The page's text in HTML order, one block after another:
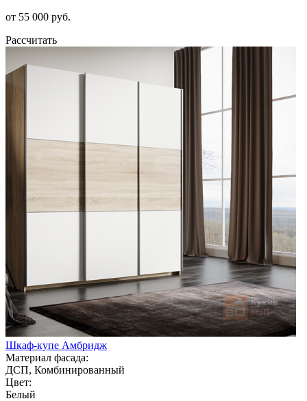
от 55 000 руб.
Рассчитать
Шкаф-купе Амбридж
Материал фасада:
ДСП, Комбинированный
Цвет:
Белый